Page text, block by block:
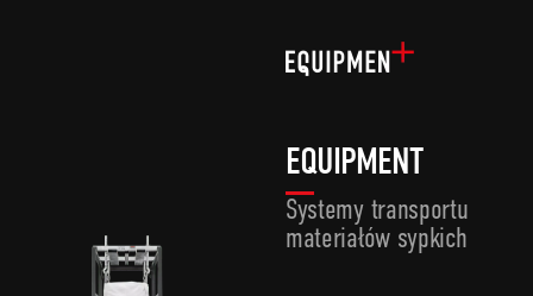
EQUIPMENT
Systemy transportu
materiałów sypkich